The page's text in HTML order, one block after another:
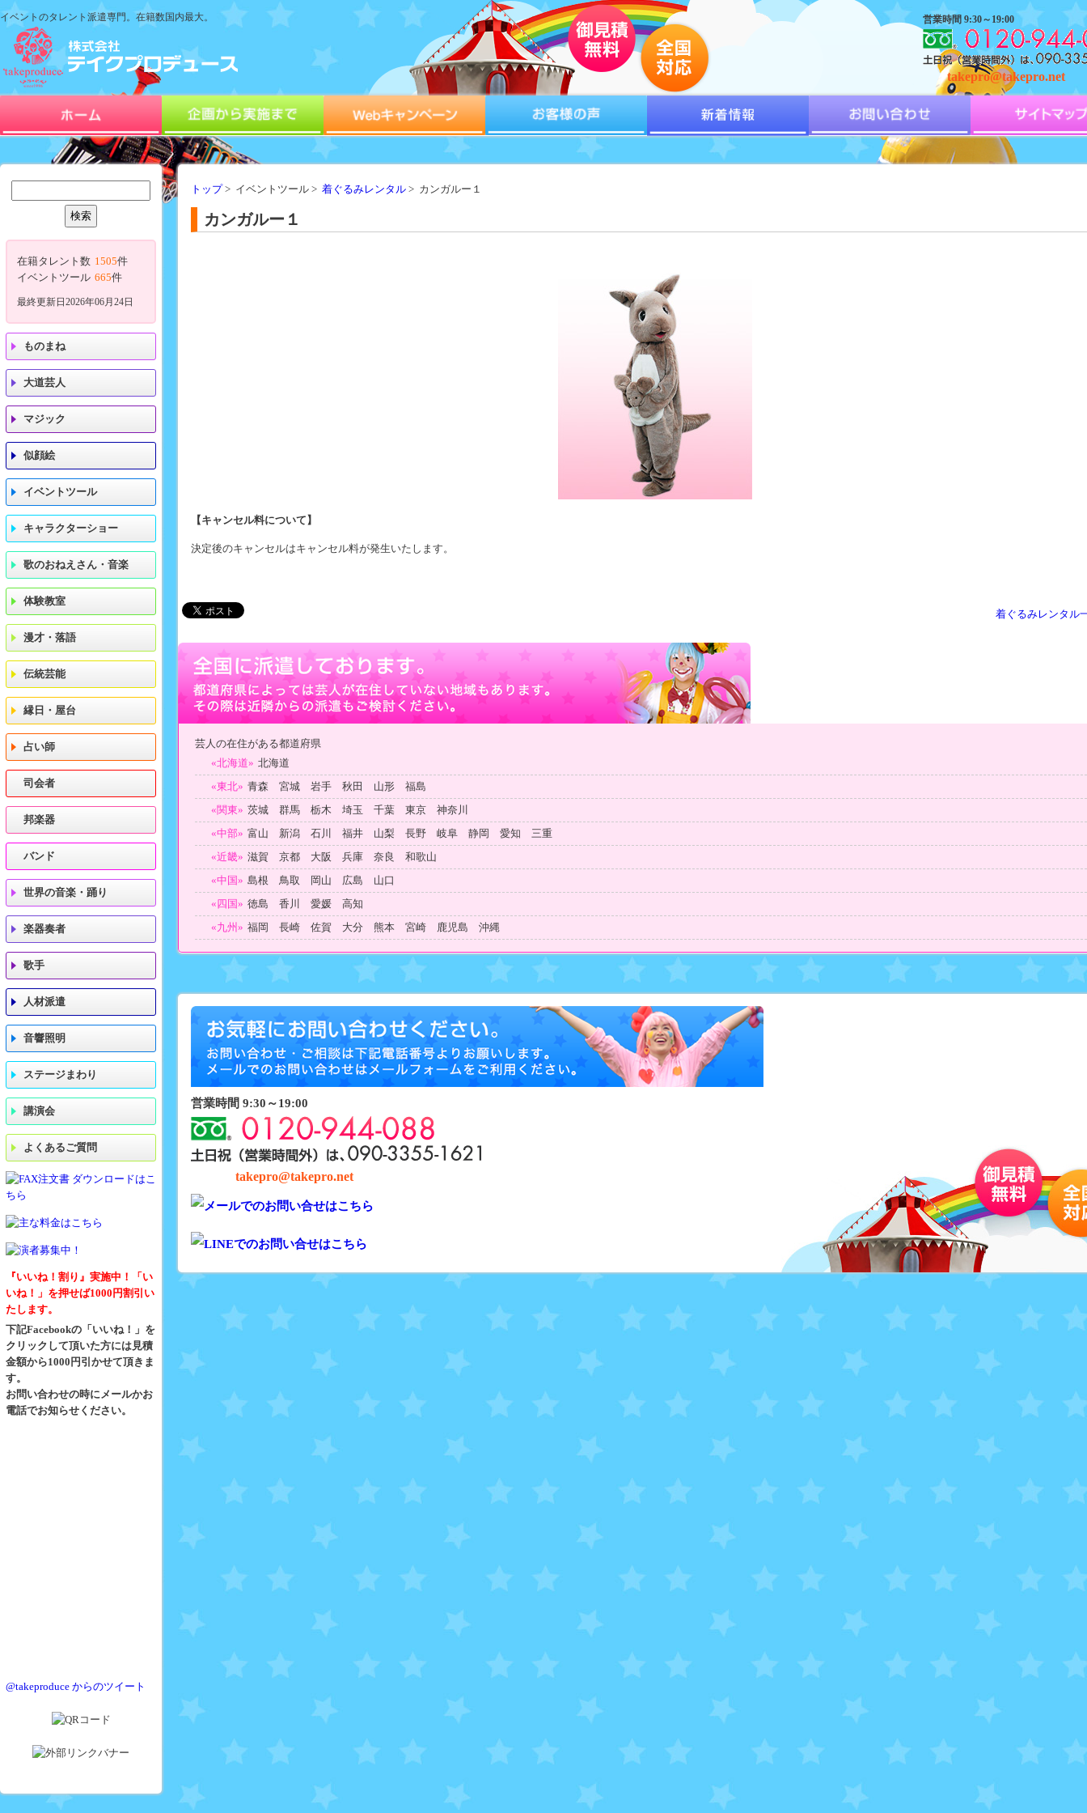
イベントのタレント派遣専門。在籍数国内最大。 営業時間 9:30～19:00
takepro@takepro.net
トップ> イベントツール > 着ぐるみレンタル > カンガルー１
カンガルー１
【キャンセル料について】
決定後のキャンセルはキャンセル料が発生いたします。
着ぐるみレンタル
芸人の在住がある都道府県
«北海道» 北海道
«東北» 青森 宮城 岩手 秋田 山形 福島
«関東» 茨城 群馬 栃木 埼玉 千葉 東京 神奈川
«中部» 富山 新潟 石川 福井 山梨 長野 岐阜 静岡 愛知 三重
«近畿» 滋賀 京都 大阪 兵庫 奈良 和歌山
«中国» 島根 鳥取 岡山 広島 山口
«四国» 徳島 香川 愛媛 高知
«九州» 福岡 長崎 佐賀 大分 熊本 宮崎 鹿児島 沖縄
営業時間 9:30～19:00
takepro@takepro.net
在籍タレント数 1505件
イベントツール 665件
最終更新日2026年06月24日
ものまね
大道芸人
マジック
似顔絵
イベントツール
キャラクターショー
歌のおねえさん・音楽
体験教室
漫才・落語
伝統芸能
縁日・屋台
占い師
司会者
邦楽器
バンド
世界の音楽・踊り
楽器奏者
歌手
人材派遣
音響照明
ステージまわり
講演会
よくあるご質問
『いいね！割り』実施中！「い
いね！」を押せば1000円割引い
たします。
下記Facebookの「いいね！」を
クリックして頂いた方には見積
金額から1000円引かせて頂きま
す。
お問い合わせの時にメールかお
電話でお知らせください。
@takeproduce からのツイート